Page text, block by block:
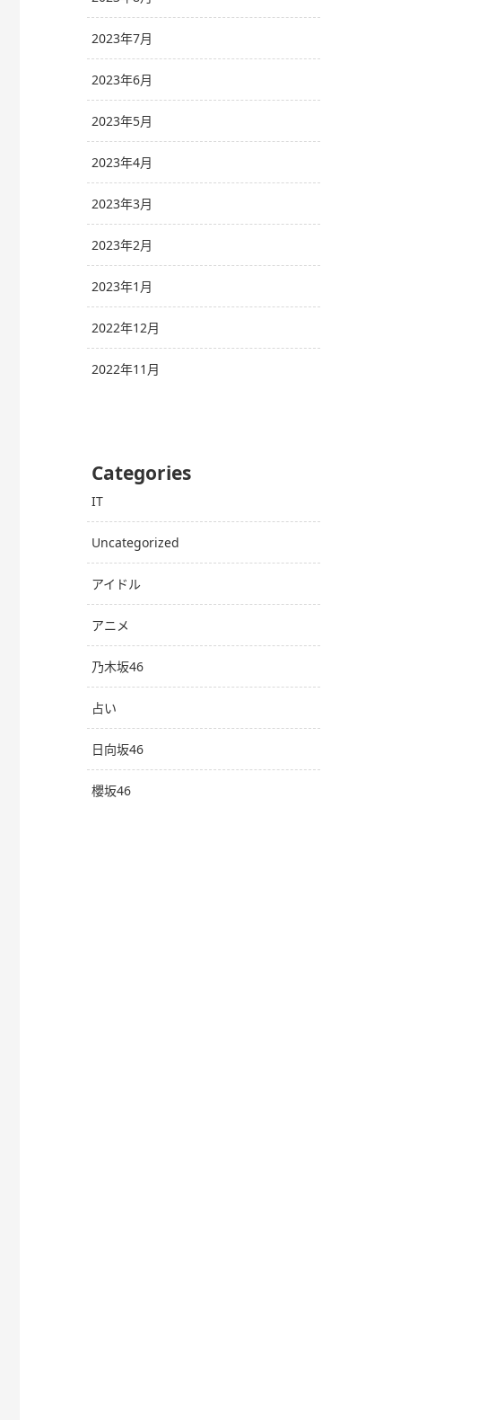
2023年7月
2023年6月
2023年5月
2023年4月
2023年3月
2023年2月
2023年1月
2022年12月
2022年11月
Categories
IT
Uncategorized
アイドル
アニメ
乃木坂46
占い
日向坂46
櫻坂46